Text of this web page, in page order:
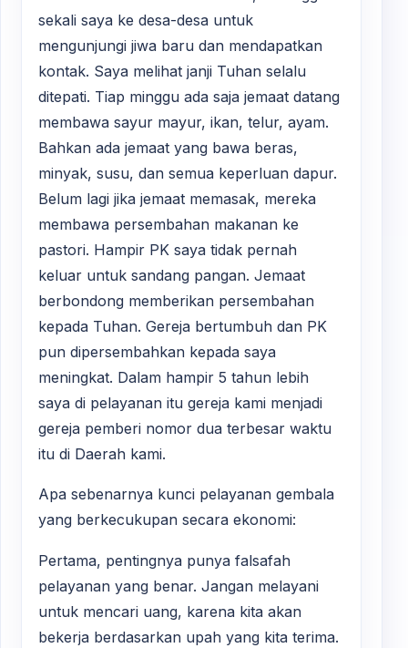
sekali saya ke desa-desa untuk
mengunjungi jiwa baru dan mendapatkan
kontak. Saya melihat janji Tuhan selalu
ditepati. Tiap minggu ada saja jemaat datang
membawa sayur mayur, ikan, telur, ayam.
Bahkan ada jemaat yang bawa beras,
minyak, susu, dan semua keperluan dapur.
Belum lagi jika jemaat memasak, mereka
membawa persembahan makanan ke
pastori. Hampir PK saya tidak pernah
keluar untuk sandang pangan. Jemaat
berbondong memberikan persembahan
kepada Tuhan. Gereja bertumbuh dan PK
pun dipersembahkan kepada saya
meningkat. Dalam hampir 5 tahun lebih
saya di pelayanan itu gereja kami menjadi
gereja pemberi nomor dua terbesar waktu
itu di Daerah kami.
Apa sebenarnya kunci pelayanan gembala
yang berkecukupan secara ekonomi:
Pertama, pentingnya punya falsafah
pelayanan yang benar. Jangan melayani
untuk mencari uang, karena kita akan
bekerja berdasarkan upah yang kita terima.